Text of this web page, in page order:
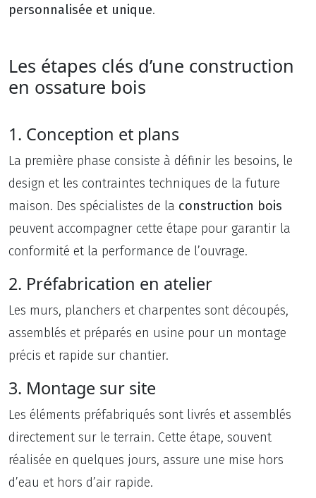
personnalisée et unique.
Les étapes clés d’une construction
en ossature bois
1. Conception et plans
La première phase consiste à définir les besoins, le
design et les contraintes techniques de la future
maison. Des spécialistes de la construction bois
peuvent accompagner cette étape pour garantir la
conformité et la performance de l’ouvrage.
2. Préfabrication en atelier
Les murs, planchers et charpentes sont découpés,
assemblés et préparés en usine pour un montage
précis et rapide sur chantier.
3. Montage sur site
Les éléments préfabriqués sont livrés et assemblés
directement sur le terrain. Cette étape, souvent
réalisée en quelques jours, assure une mise hors
d’eau et hors d’air rapide.